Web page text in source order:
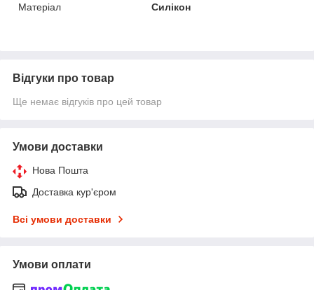
Матеріал
Силікон
Відгуки про товар
Ще немає відгуків про цей товар
Умови доставки
Нова Пошта
Доставка кур'єром
Всі умови доставки
Умови оплати